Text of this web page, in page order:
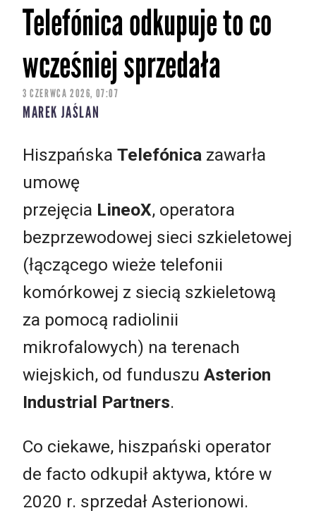
Telefónica odkupuje to co
wcześniej sprzedała
3 CZERWCA 2026, 07:07
MAREK JAŚLAN
Hiszpańska Telefónica zawarła
umowę
przejęcia LineoX, operatora
bezprzewodowej sieci szkieletowej
(łączącego wieże telefonii
komórkowej z siecią szkieletową
za pomocą radiolinii
mikrofalowych) na terenach
wiejskich, od funduszu Asterion
Industrial Partners.
Co ciekawe, hiszpański operator
de facto odkupił aktywa, które w
2020 r. sprzedał Asterionowi.